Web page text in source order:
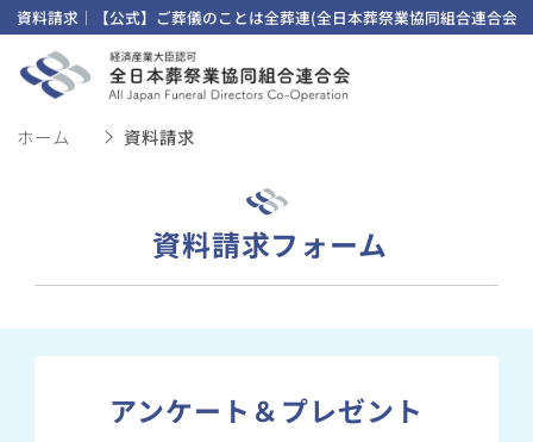
資料請求｜【公式】ご葬儀のことは全葬連(全日本葬祭業協同組合連合会)
ホーム 資料請求
資料請求フォーム
アンケート＆プレゼント